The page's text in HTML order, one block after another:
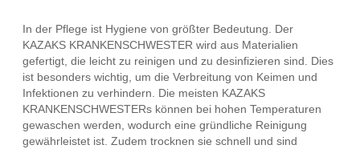
In der Pflege ist Hygiene von größter Bedeutung. Der
KAZAKS KRANKENSCHWESTER wird aus Materialien
gefertigt, die leicht zu reinigen und zu desinfizieren sind. Dies
ist besonders wichtig, um die Verbreitung von Keimen und
Infektionen zu verhindern. Die meisten KAZAKS
KRANKENSCHWESTERs können bei hohen Temperaturen
gewaschen werden, wodurch eine gründliche Reinigung
gewährleistet ist. Zudem trocknen sie schnell und sind